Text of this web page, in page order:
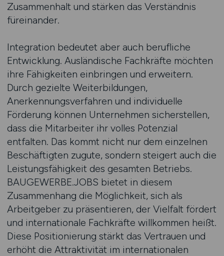
Zusammenhalt und stärken das Verständnis
füreinander.
Integration bedeutet aber auch berufliche
Entwicklung. Ausländische Fachkräfte möchten
ihre Fähigkeiten einbringen und erweitern.
Durch gezielte Weiterbildungen,
Anerkennungsverfahren und individuelle
Förderung können Unternehmen sicherstellen,
dass die Mitarbeiter ihr volles Potenzial
entfalten. Das kommt nicht nur dem einzelnen
Beschäftigten zugute, sondern steigert auch die
Leistungsfähigkeit des gesamten Betriebs.
BAUGEWERBE.JOBS bietet in diesem
Zusammenhang die Möglichkeit, sich als
Arbeitgeber zu präsentieren, der Vielfalt fördert
und internationale Fachkräfte willkommen heißt.
Diese Positionierung stärkt das Vertrauen und
erhöht die Attraktivität im internationalen